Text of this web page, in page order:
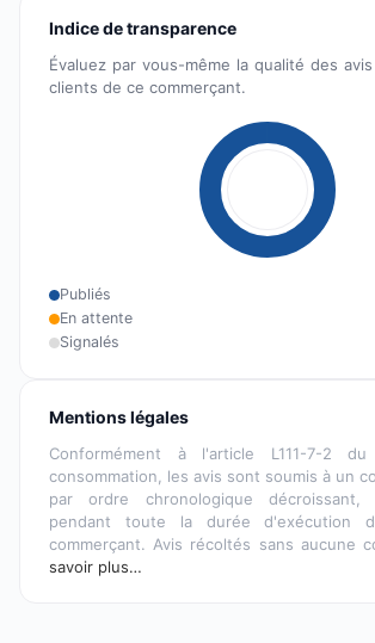
Indice de transparence
Évaluez par vous-même la qualité des
clients de ce commerçant.
Publiés
En attente
Signalés
Mentions légales
Conformément à l'article L111-7-2
consommation, les avis sont soumis à un
par ordre chronologique décroissant,
pendant toute la durée d'exécution
commerçant. Avis récoltés sans aucune
savoir plus…